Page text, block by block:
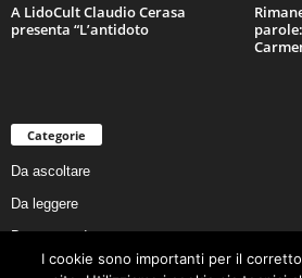
A LidoCult Claudio Cerasa
presenta “L’antidoto
Categorie
Da ascoltare
Da leggere
Da non perdere
Da conoscere
I cookie sono importanti per il